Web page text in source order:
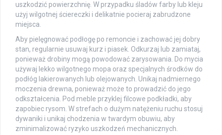
uszkodzić powierzchnię. W przypadku śladów farby lub kleju
użyj wilgotnej ściereczki i delikatnie pocieraj zabrudzone
miejsca.
Aby pielęgnować podłogę po remoncie i zachować jej dobry
stan, regularnie usuwaj kurz i piasek. Odkurzaj lub zamiataj,
ponieważ drobiny mogą powodować zarysowania. Do mycia
używaj lekko wilgotnego mopa oraz specjalnych środków do
podłóg lakierowanych lub olejowanych. Unikaj nadmiernego
moczenia drewna, ponieważ może to prowadzić do jego
odkształcenia. Pod meble przyklej filcowe podkładki, aby
zapobiec rysom. W strefach o dużym natężeniu ruchu stosuj
dywaniki i unikaj chodzenia w twardym obuwiu, aby
zminimalizować ryzyko uszkodzeń mechanicznych.